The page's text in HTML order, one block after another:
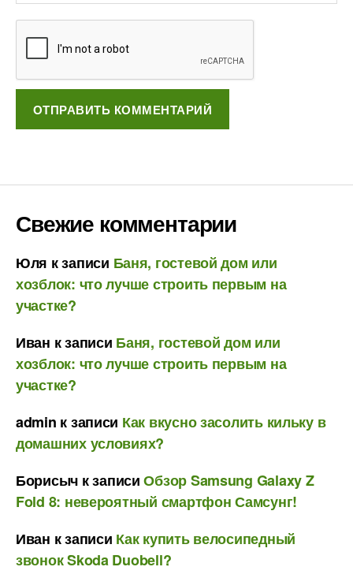
Свежие комментарии
Юля к записи Баня, гостевой дом или
хозблок: что лучше строить первым на
участке?
Иван к записи Баня, гостевой дом или
хозблок: что лучше строить первым на
участке?
admin к записи Как вкусно засолить кильку в
домашних условиях?
Борисыч к записиОбзор Samsung Galaxy Z
Fold 8: невероятный смартфон Самсунг!
Иван к записи Как купить велосипедный
звонок Skoda Duobell?